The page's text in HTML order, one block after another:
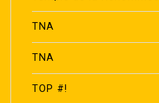
TNA
TNA
TOP #!